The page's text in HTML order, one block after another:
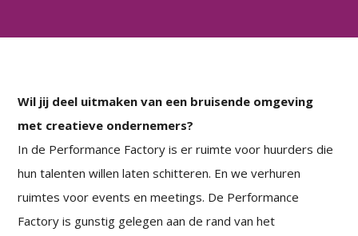
Wil jij deel uitmaken van een bruisende omgeving
met creatieve ondernemers?
In de Performance Factory is er ruimte voor huurders die
hun talenten willen laten schitteren. En we verhuren
ruimtes voor events en meetings. De Performance
Factory is gunstig gelegen aan de rand van het